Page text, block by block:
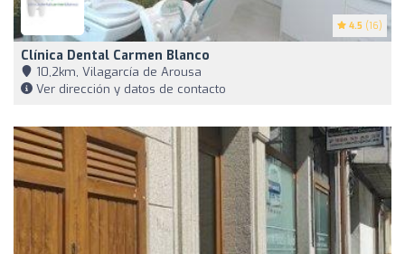
4.5 (16)
Clínica Dental Carmen Blanco
10,2km, Vilagarcía de Arousa
Ver dirección y datos de contacto